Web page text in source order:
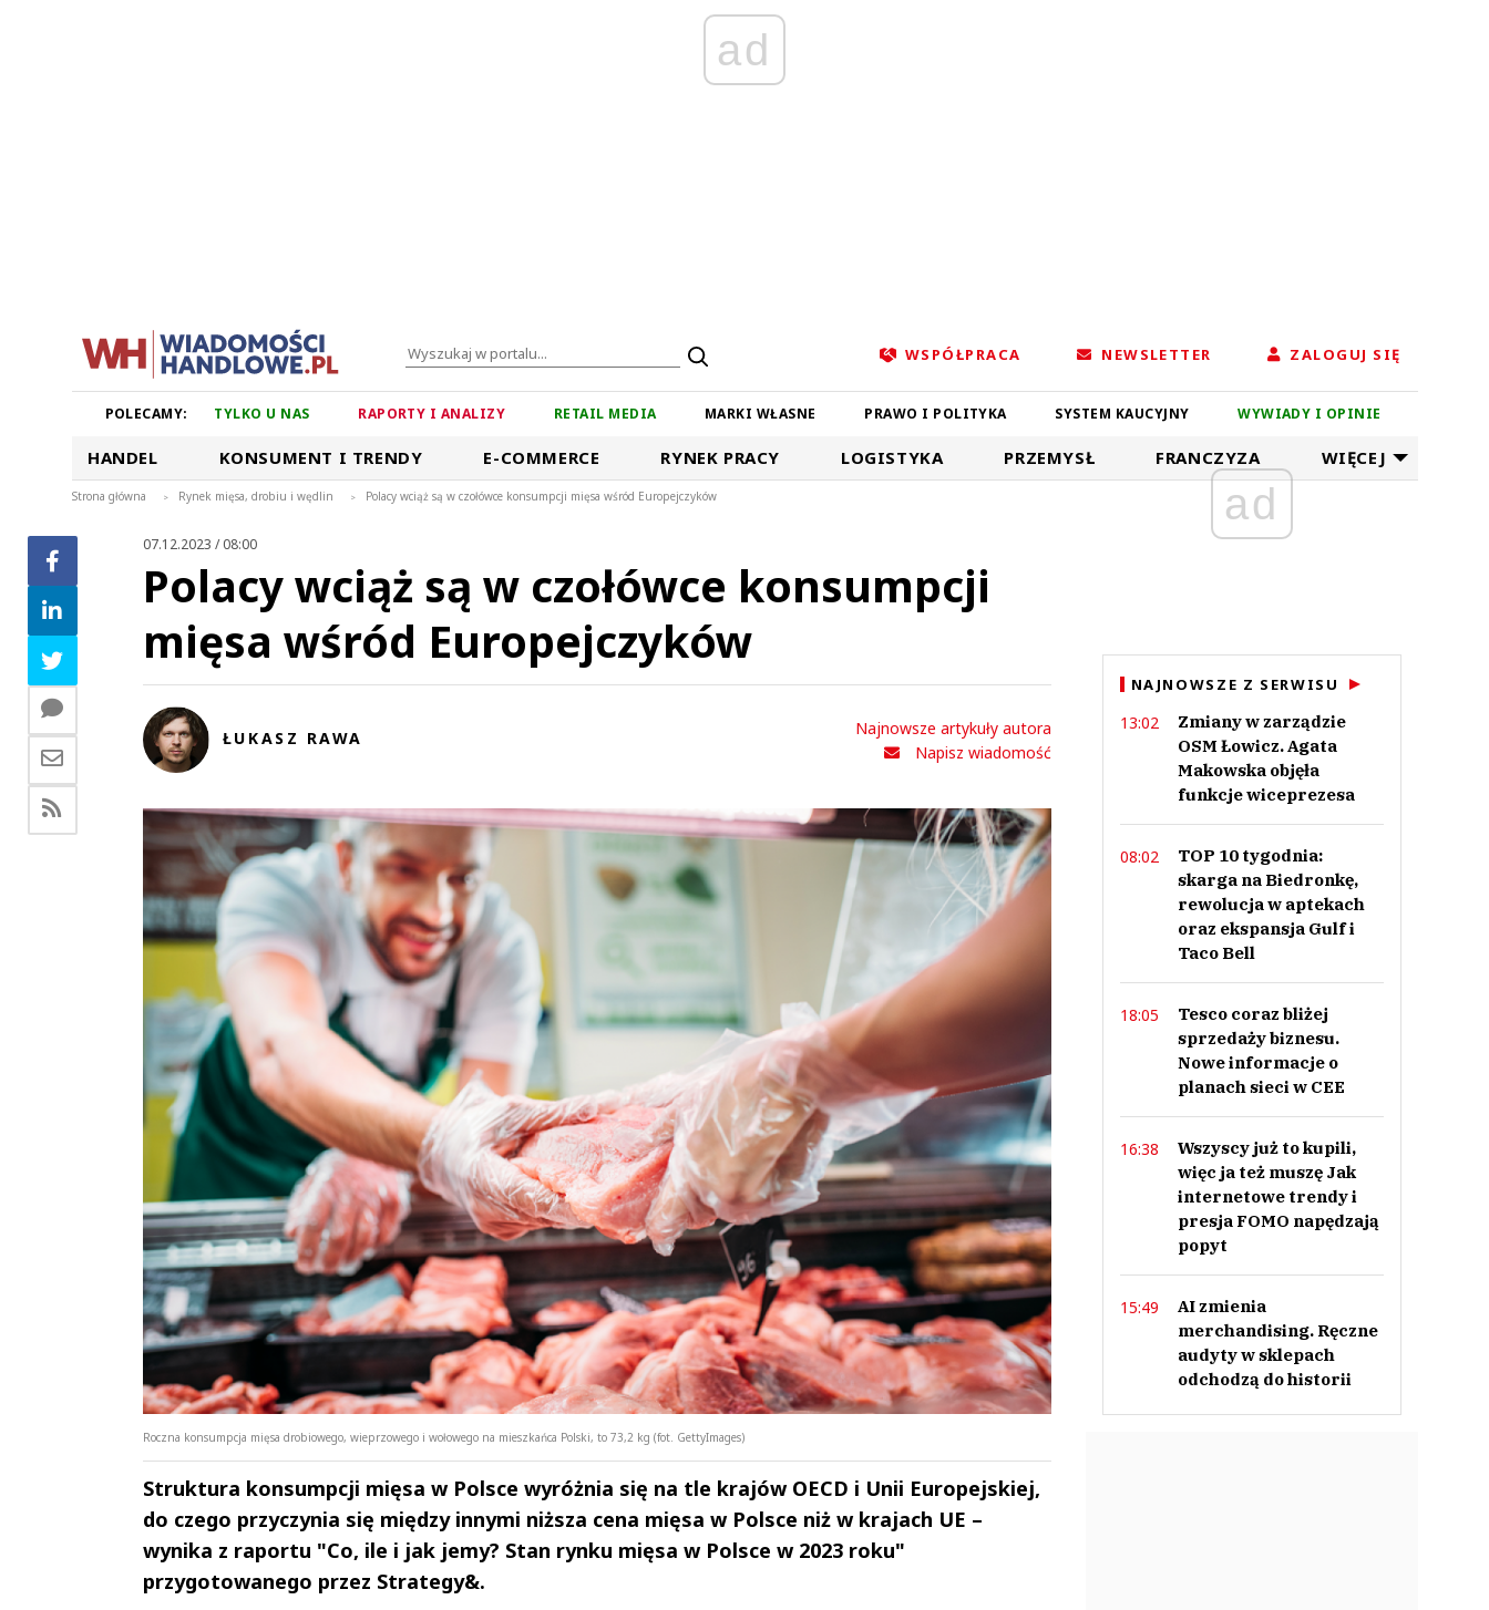
ad
WSPÓŁPRACA NEWSLETTER ZALOGUJ SIĘ
POLECAMY: TYLKO U NAS RAPORTY I ANALIZY RETAIL MEDIA MARKI WŁASNE PRAWO I POLITYKA SYSTEM KAUCYJNY WYWIADY I OPINIE
HANDEL KONSUMENT I TRENDY E-COMMERCE RYNEK PRACY LOGISTYKA PRZEMYSŁ FRANCZYZA WIĘCEJ
Strona główna > Rynek mięsa, drobiu i wędlin > Polacy wciąż są w czołówce konsumpcji mięsa wśród Europejczyków
07.12.2023 / 08:00
Polacy wciąż są w czołówce konsumpcji
mięsa wśród Europejczyków
ŁUKASZ RAWA
Najnowsze artykuły autora
Napisz wiadomość
Roczna konsumpcja mięsa drobiowego, wieprzowego i wołowego na mieszkańca Polski, to 73,2 kg (fot. GettyImages)
Struktura konsumpcji mięsa w Polsce wyróżnia się na tle krajów OECD i Unii Europejskiej,
do czego przyczynia się między innymi niższa cena mięsa w Polsce niż w krajach UE –
wynika z raportu "Co, ile i jak jemy? Stan rynku mięsa w Polsce w 2023 roku"
przygotowanego przez Strategy&.
Andrzej i Marta
Marta i Andrzej
ad
NAJNOWSZE Z SERWISU
13:02
Zmiany w zarządzie
OSM Łowicz. Agata
Makowska objęła
funkcje wiceprezesa
08:02
TOP 10 tygodnia:
skarga na Biedronkę,
rewolucja w aptekach
oraz ekspansja Gulf i
Taco Bell
18:05
Tesco coraz bliżej
sprzedaży biznesu.
Nowe informacje o
planach sieci w CEE
16:38
Wszyscy już to kupili,
więc ja też muszę Jak
internetowe trendy i
presja FOMO napędzają
popyt
15:49
AI zmienia
merchandising. Ręczne
audyty w sklepach
odchodzą do historii